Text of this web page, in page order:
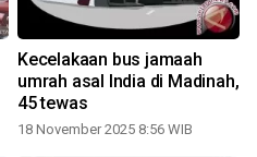
Kecelakaan bus jamaah
umrah asal India di Madinah,
45 tewas
18 November 2025 8:56 WIB